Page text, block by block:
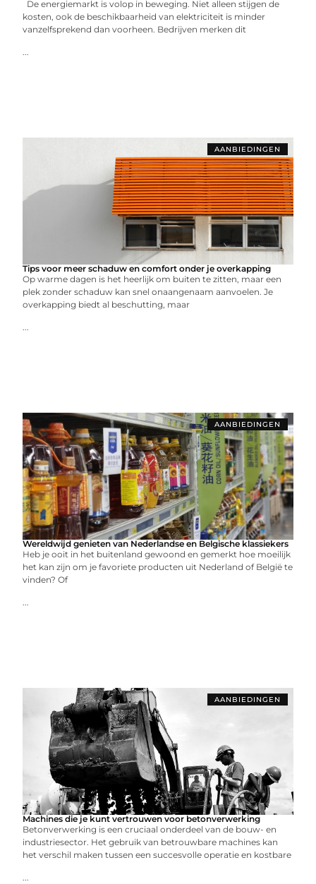
De energiemarkt is volop in beweging. Niet alleen stijgen de
kosten, ook de beschikbaarheid van elektriciteit is minder
vanzelfsprekend dan voorheen. Bedrijven merken dit
...
AANBIEDINGEN
Tips voor meer schaduw en comfort onder je overkapping
Op warme dagen is het heerlijk om buiten te zitten, maar een
plek zonder schaduw kan snel onaangenaam aanvoelen. Je
overkapping biedt al beschutting, maar
...
AANBIEDINGEN
Wereldwijd genieten van Nederlandse en Belgische klassiekers
Heb je ooit in het buitenland gewoond en gemerkt hoe moeilijk
het kan zijn om je favoriete producten uit Nederland of België te
vinden? Of
...
AANBIEDINGEN
Machines die je kunt vertrouwen voor betonverwerking
Betonverwerking is een cruciaal onderdeel van de bouw- en
industriesector. Het gebruik van betrouwbare machines kan
het verschil maken tussen een succesvolle operatie en kostbare
...